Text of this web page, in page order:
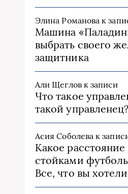
Элина Романова к
Машина
выбрать своего
защитника
Али Щегловк записи
Что такое
такой управленец?
Асия Соболева к
Какое
стойками
Все, что вы